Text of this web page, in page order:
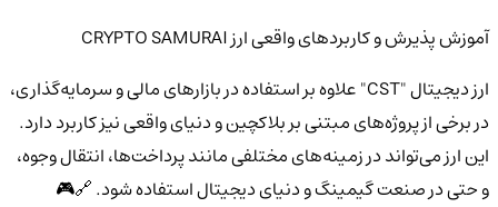
آموزش پذیرش و کاربردهای واقعی ارز CRYPTO SAMURAI
ارز دیجیتال "CST" علاوه بر استفاده در بازارهای مالی و سرمایه‌گذاری،
در برخی از پروژه‌های مبتنی بر بلاکچین و دنیای واقعی نیز کاربرد دارد.
این ارز می‌تواند در زمینه‌های مختلفی مانند پرداخت‌ها، انتقال وجوه،
و حتی در صنعت گیمینگ و دنیای دیجیتال استفاده شود. 🔗🎮